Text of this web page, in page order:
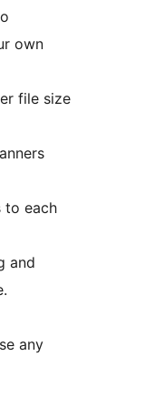
own
file size
to each
and
any